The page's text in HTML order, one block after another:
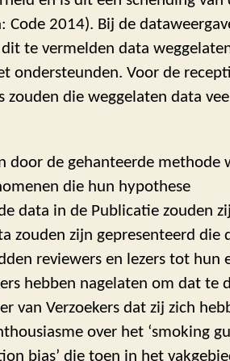
2014). Bij de
te vermelden data
ondersteunden. Voor de
die weggelaten data
door de gehanteerde methode
die hun hypothese
data in de Publicatie zouden
zouden zijn gepresenteerd die
reviewers en lezers tot hun
hebben nagelaten om dat te
van Verzoekers dat zij zich
over het ‘smoking
bias’ die toen in het